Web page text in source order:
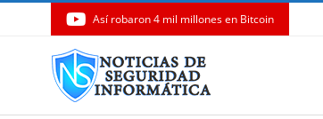
Así robaron 4 mil millones en Bitcoin